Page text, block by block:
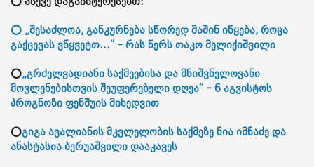
⭕ „შესაძლოა, განკურნება სწორედ მაშინ იწყება, როცა
გაქცევას ვწყვეტთ...“ - რას წერს თაკო მელიქიშვილი
⭕„გრძელვადიანი საქმეებისა და მნიშვნელოვანი
მოვლენებისთვის შეუფერებელი დღეა“ - 6 აგვისტოს
პროგნოზი ფენშუის მიხედვით
⭕გიგა ავალიანის მკვლელობის საქმეზე ნია იმნაძე და
ანასტასია ბერუაშვილი დააკავეს